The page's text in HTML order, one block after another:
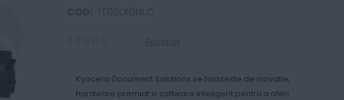
Kyocera Document Solutions se foloseste de inovatie,
hardware premiat si software inteligent pentru a oferi